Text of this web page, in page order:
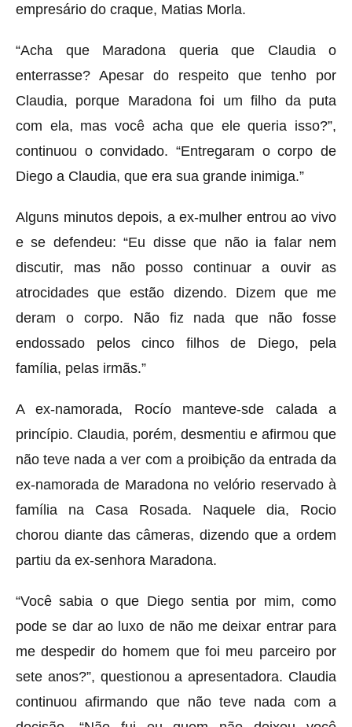
empresário do craque, Matias Morla.
“Acha que Maradona queria que Claudia o
enterrasse? Apesar do respeito que tenho por
Claudia, porque Maradona foi um filho da puta
com ela, mas você acha que ele queria isso?”,
continuou o convidado. “Entregaram o corpo de
Diego a Claudia, que era sua grande inimiga.”
Alguns minutos depois, a ex-mulher entrou ao vivo
e se defendeu: “Eu disse que não ia falar nem
discutir, mas não posso continuar a ouvir as
atrocidades que estão dizendo. Dizem que me
deram o corpo. Não fiz nada que não fosse
endossado pelos cinco filhos de Diego, pela
família, pelas irmãs.”
A ex-namorada, Rocío
manteve-sde calada a
princípio. Claudia, porém, desmentiu e afirmou que
não teve nada a ver com a proibição da entrada da
ex-namorada de Maradona no velório reservado à
família na
Casa Rosada. Naquele dia, Rocio
chorou diante das câmeras, dizendo que a ordem
partiu da ex-senhora Maradona.
“Você sabia o que Diego sentia por mim, como
pode se dar ao luxo de não me deixar entrar para
me despedir do homem que foi meu parceiro por
sete anos?”, questionou a apresentadora. Claudia
continuou afirmando que não teve nada com a